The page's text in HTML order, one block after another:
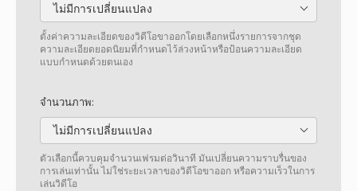
ไม่มีการเปลี่ยนแปลง
ตั้งค่าความละเอียดของวิดีโอขาออกโดยเลือกหนึ่งรายการจากชุด
ความละเอียดยอดนิยมที่กำหนดไว้ล่วงหน้าหรือป้อนความละเอียด
แบบกำหนดด้วยตนเอง
จำนวนภาพ:
ไม่มีการเปลี่ยนแปลง
ตัวเลือกนี้ควบคุมจำนวนเฟรมต่อวินาที มันเปลี่ยนความราบรื่นของ
การเล่นเท่านั้น ไม่ใช่ระยะเวลาของวิดีโอขาออก หรือความเร็วในการ
เล่นวิดีโอ